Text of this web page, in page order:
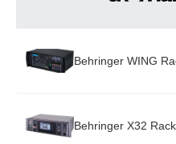
Behringer WING
Behringer X32 Rack